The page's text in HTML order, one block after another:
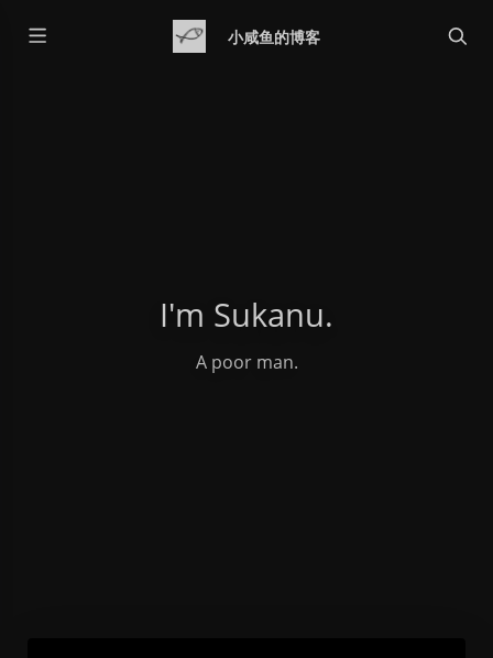
小咸鱼的博客
I'm Sukanu.
A poor man.